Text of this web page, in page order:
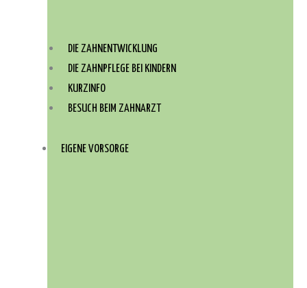
DIE ZAHNENTWICKLUNG
DIE ZAHNPFLEGE BEI KINDERN
KURZINFO
BESUCH BEIM ZAHNARZT
EIGENE VORSORGE